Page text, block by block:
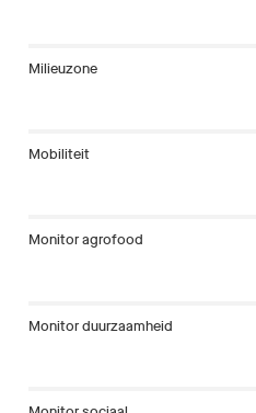
Milieuzone
Mobiliteit
Monitor agrofood
Monitor duurzaamheid